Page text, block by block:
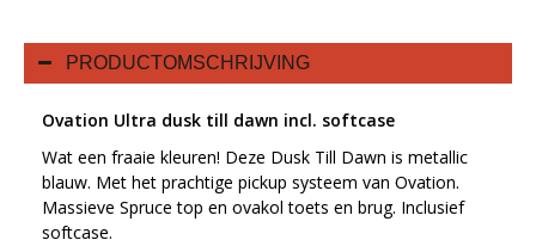
PRODUCTOMSCHRIJVING
Ovation Ultra dusk till dawn incl. softcase
Wat een fraaie kleuren! Deze Dusk Till Dawn is metallic
blauw. Met het prachtige pickup systeem van Ovation.
Massieve Spruce top en ovakol toets en brug. Inclusief
softcase.